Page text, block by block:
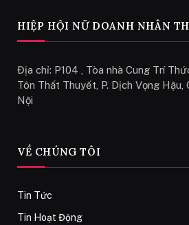
HIỆP HỘI NỮ DOANH NHÂN
Địa chỉ: P104 , Tòa nhà Cung Trí
Tôn Thất Thuyết, P. Dịch Vọng Hậu,
Nội
VỀ CHÚNG TÔI
Tin Tức
Tin Hoạt Động